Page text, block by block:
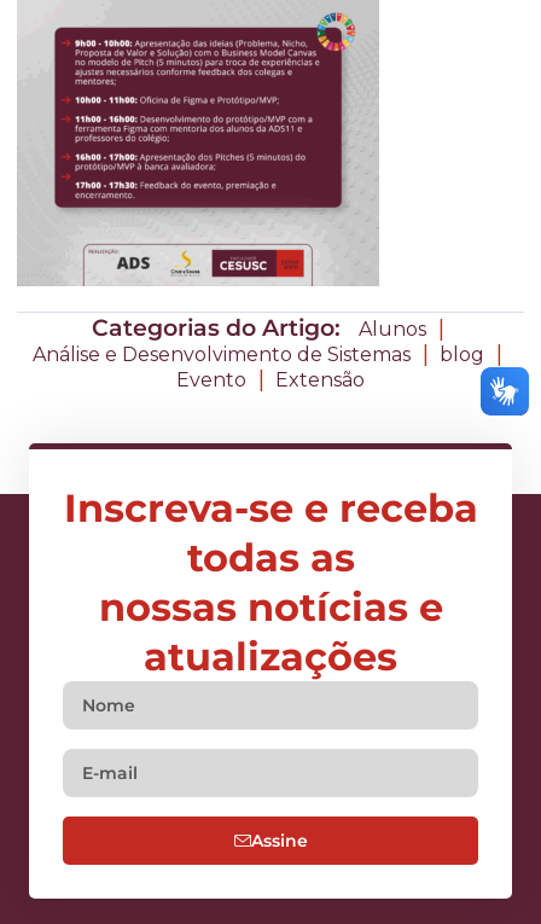
Categorias do Artigo: Alunos |
Análise e Desenvolvimento de Sistemas | blog |
Evento | Extensão
Inscreva-se e receba
todas as
nossas notícias e
atualizações
Assine